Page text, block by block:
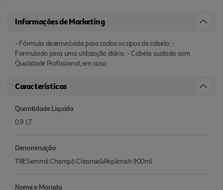
Informações de Marketing
- Fórmula desenvolvida para todos os tipos de cabelo; -
Formulado para uma utilização diária. - Cabelo cuidado com
Qualidade Profissional, em casa.
Características
Quantidade Liquida
0.9 LT
Denominação
TRESemmé Champô Cleanse&Replenish 900ml
Nome e Morada